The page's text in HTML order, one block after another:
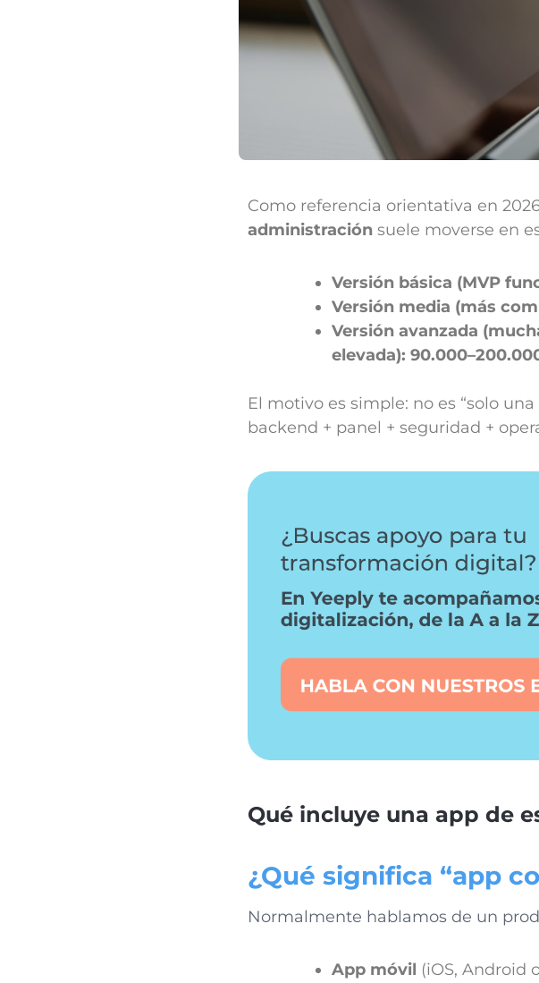
Como referencia orientativa en
administración suele moverse en
Versión básica (MVP
Versión media (más
Versión avanzada
elevada):
El motivo es simple: no es “solo una
backend + panel + seguridad +
Qué incluye una app de
¿Qué significa “app
Normalmente hablamos de un
App móvil (iOS, Android